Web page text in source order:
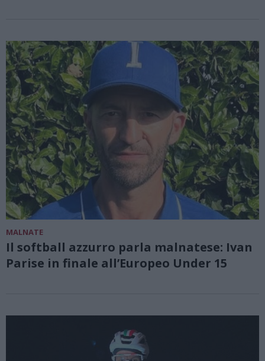
MALNATE
Il softball azzurro parla malnatese: Ivan
Parise in finale all’Europeo Under 15